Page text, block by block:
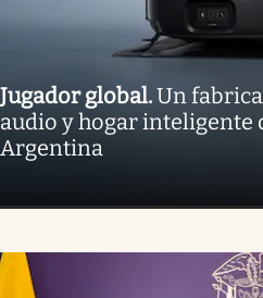
Jugador global.Un
audio y hogar inteligente
Argentina